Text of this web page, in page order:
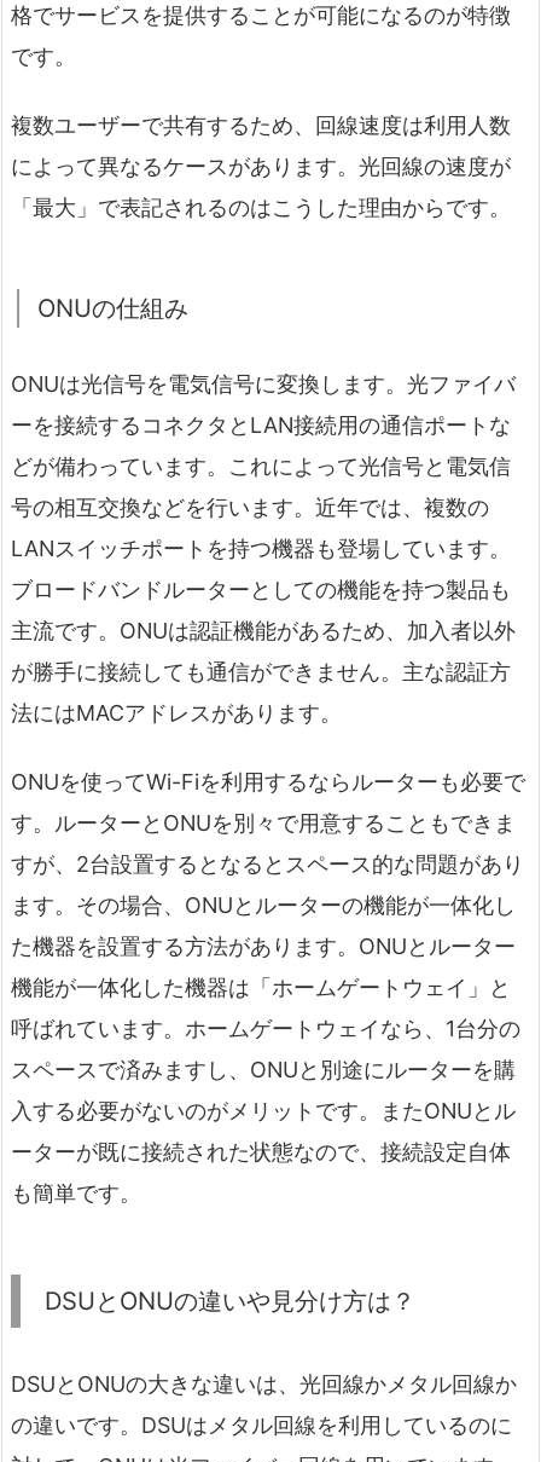
格でサービスを提供することが可能になるのが特徴
です。
複数ユーザーで共有するため、回線速度は利用人数
によって異なるケースがあります。光回線の速度が
「最大」で表記されるのはこうした理由からです。
ONUの仕組み
ONUは光信号を電気信号に変換します。光ファイバ
ーを接続するコネクタとLAN接続用の通信ポートな
どが備わっています。これによって光信号と電気信
号の相互交換などを行います。近年では、複数の
LANスイッチポートを持つ機器も登場しています。
ブロードバンドルーターとしての機能を持つ製品も
主流です。ONUは認証機能があるため、加入者以外
が勝手に接続しても通信ができません。主な認証方
法にはMACアドレスがあります。
ONUを使ってWi-Fiを利用するならルーターも必要で
す。ルーターとONUを別々で用意することもできま
すが、2台設置するとなるとスペース的な問題があり
ます。その場合、ONUとルーターの機能が一体化し
た機器を設置する方法があります。ONUとルーター
機能が一体化した機器は「ホームゲートウェイ」と
呼ばれています。ホームゲートウェイなら、1台分の
スペースで済みますし、ONUと別途にルーターを購
入する必要がないのがメリットです。またONUとル
ーターが既に接続された状態なので、接続設定自体
も簡単です。
DSUとONUの違いや見分け方は？
DSUとONUの大きな違いは、光回線かメタル回線か
の違いです。DSUはメタル回線を利用しているのに